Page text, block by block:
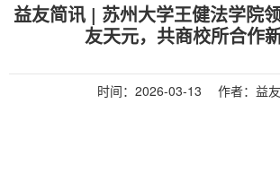
益友简讯 | 苏州大学王健法学院
友天元，共商校所合作
时间： 2026-03-13 作者：益